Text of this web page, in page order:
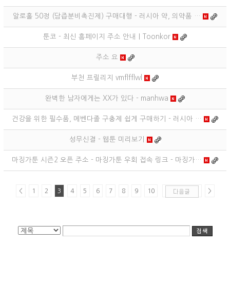
알로홀 50정 (담즙분비촉진제) 구매대행 - 러시아 약, 의약품 …
툰코 - 최신 홈페이지 주소 안내｜Toonkor
주소 요
부천 프릴리지 vmflfflwl
완벽한 남자에게는 XX가 있다 - manhwa
건강을 위한 필수품, 메벤다졸 구충제 쉽게 구매하기 - 러시아 …
성무신결 - 웹툰 미리보기
마징가툰 시즌2 오픈 주소 - 마징가툰 우회 접속 링크 - 마징가…
< 1 2 3 4 5 6 7 8 9 10 >